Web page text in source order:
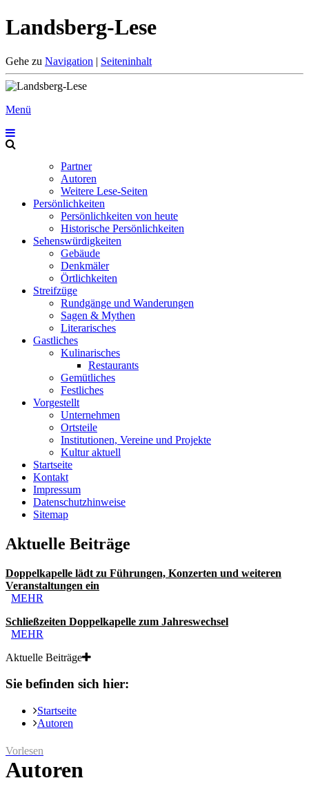
Landsberg-Lese
Gehe zu Navigation | Seiteninhalt
Menü
Partner
Autoren
Weitere Lese-Seiten
Persönlichkeiten
Persönlichkeiten von heute
Historische Persönlichkeiten
Sehenswürdigkeiten
Gebäude
Denkmäler
Örtlichkeiten
Streifzüge
Rundgänge und Wanderungen
Sagen & Mythen
Literarisches
Gastliches
Kulinarisches
Restaurants
Gemütliches
Festliches
Vorgestellt
Unternehmen
Ortsteile
Institutionen, Vereine und Projekte
Kultur aktuell
Startseite
Kontakt
Impressum
Datenschutzhinweise
Sitemap
Aktuelle Beiträge
Doppelkapelle lädt zu Führungen, Konzerten und weiteren
Veranstaltungen ein
MEHR
Schließzeiten Doppelkapelle zum Jahreswechsel
MEHR
Aktuelle Beiträge
Sie befinden sich hier:
Startseite
Autoren
Vorlesen
Autoren